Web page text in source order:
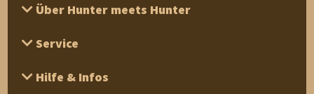
Über Hunter meets Hunter
Service
Hilfe & Infos